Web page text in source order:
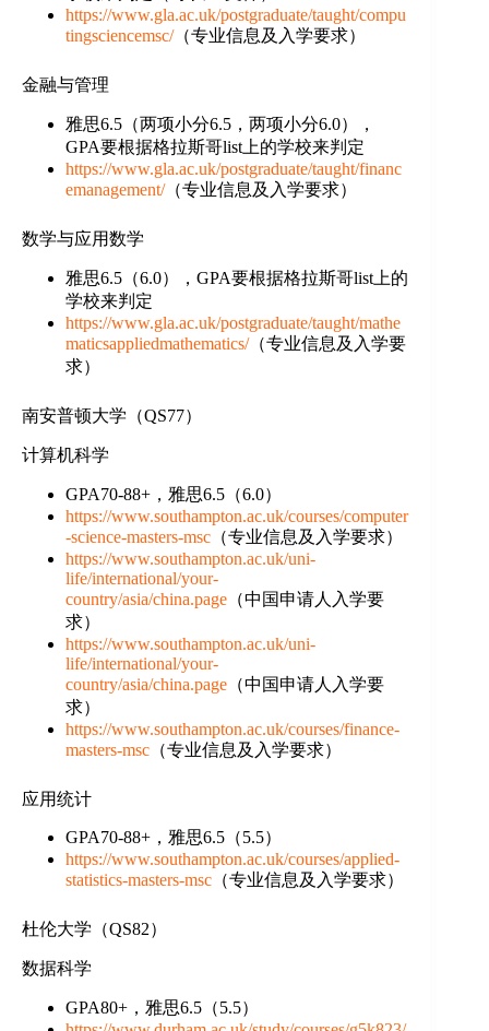
https://www.gla.ac.uk/postgraduate/taught/compu
tingsciencemsc/（专业信息及入学要求）
金融与管理
雅思6.5（两项小分6.5，两项小分6.0），
GPA要根据格拉斯哥list上的学校来判定
https://www.gla.ac.uk/postgraduate/taught/financ
emanagement/（专业信息及入学要求）
数学与应用数学
雅思6.5（6.0），GPA要根据格拉斯哥list上的
学校来判定
https://www.gla.ac.uk/postgraduate/taught/mathe
maticsappliedmathematics/（专业信息及入学要
求）
南安普顿大学（QS77）
计算机科学
GPA70-88+，雅思6.5（6.0）
https://www.southampton.ac.uk/courses/computer
-science-masters-msc （专业信息及入学要求）
https://www.southampton.ac.uk/uni-
life/international/your-
country/asia/china.page （中国申请人入学要
求）
https://www.southampton.ac.uk/uni-
life/international/your-
country/asia/china.page （中国申请人入学要
求）
https://www.southampton.ac.uk/courses/finance-
masters-msc （专业信息及入学要求）
应用统计
GPA70-88+，雅思6.5（5.5）
https://www.southampton.ac.uk/courses/applied-
statistics-masters-msc （专业信息及入学要求）
杜伦大学（QS82）
数据科学
GPA80+，雅思6.5（5.5）